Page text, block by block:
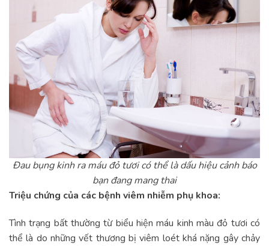
Đau bụng kinh ra máu đỏ tươi có thể là dấu hiệu cảnh báo
bạn đang mang thai
Triệu chứng của các bệnh viêm nhiễm phụ khoa:
Tình trạng bất thường từ biểu hiện máu kinh màu đỏ tươi có
thể là do những vết thương bị viêm loét khá nặng gây chảy